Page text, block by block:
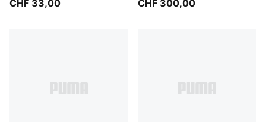
CHF 33,00 CHF 300,00